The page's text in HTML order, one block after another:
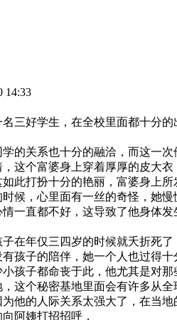
14:33
三好学生，在全校里面都十分
的关系也十分的融洽，而这一次
这个富婆身上穿着厚厚的皮大衣
此打扮十分的艳丽，富婆身上
候，心里面有一丝的奇怪，她
一直都不好，这导致了他身体
在年仅三四岁的时候就夭折死了
孩子的陪伴，她一个人也过得
孩子都命丧于此，他尤其是对
这个秘密基地里面会有许多从
他的人际关系太强大了，在当
阿姨打招招呼，